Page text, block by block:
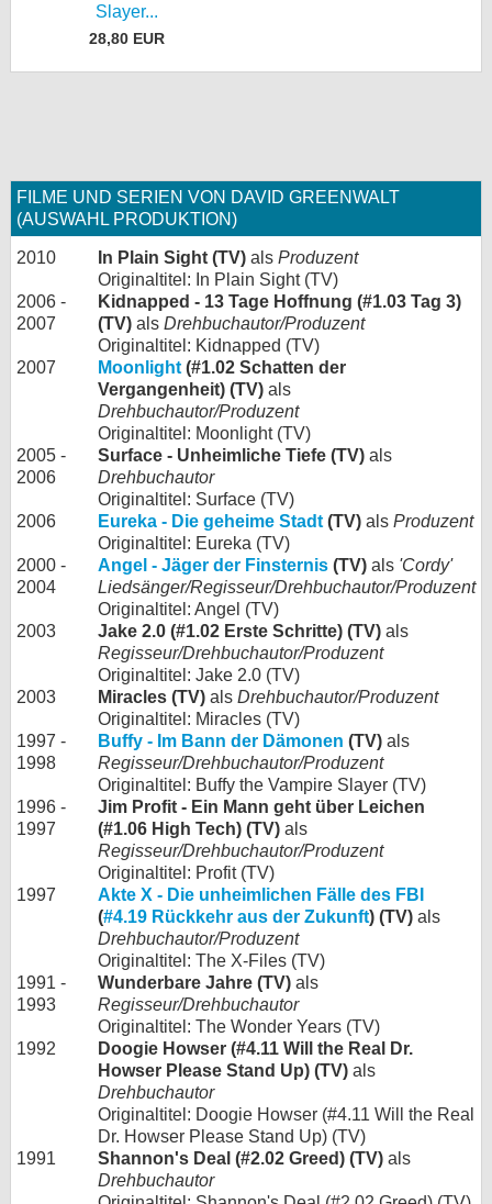
Slayer...
28,80 EUR
FILME UND SERIEN VON DAVID GREENWALT
(AUSWAHL PRODUKTION)
2010 In Plain Sight (TV) als Produzent
Originaltitel: In Plain Sight (TV)
2006 -
2007
Kidnapped - 13 Tage Hoffnung (#1.03 Tag 3)
(TV) als Drehbuchautor/Produzent
Originaltitel: Kidnapped (TV)
2007
Moonlight (#1.02 Schatten der
Vergangenheit) (TV) als
Drehbuchautor/Produzent
Originaltitel: Moonlight (TV)
2005 -
2006
Surface - Unheimliche Tiefe (TV) als
Drehbuchautor
Originaltitel: Surface (TV)
2006
Eureka - Die geheime Stadt (TV) als Produzent
Originaltitel: Eureka (TV)
2000 -
2004
Angel - Jäger der Finsternis (TV) als 'Cordy'
Liedsänger/Regisseur/Drehbuchautor/Produzent
Originaltitel: Angel (TV)
2003
Jake 2.0 (#1.02 Erste Schritte) (TV) als
Regisseur/Drehbuchautor/Produzent
Originaltitel: Jake 2.0 (TV)
2003
Miracles (TV) als Drehbuchautor/Produzent
Originaltitel: Miracles (TV)
1997 -
1998
Buffy - Im Bann der Dämonen (TV) als
Regisseur/Drehbuchautor/Produzent
Originaltitel: Buffy the Vampire Slayer (TV)
1996 -
1997
Jim Profit - Ein Mann geht über Leichen
(#1.06 High Tech) (TV) als
Regisseur/Drehbuchautor/Produzent
Originaltitel: Profit (TV)
1997
Akte X - Die unheimlichen Fälle des FBI
(#4.19 Rückkehr aus der Zukunft) (TV) als
Drehbuchautor/Produzent
Originaltitel: The X-Files (TV)
1991 -
1993
Wunderbare Jahre (TV) als
Regisseur/Drehbuchautor
Originaltitel: The Wonder Years (TV)
1992
Doogie Howser (#4.11 Will the Real Dr.
Howser Please Stand Up) (TV) als
Drehbuchautor
Originaltitel: Doogie Howser (#4.11 Will the Real
Dr. Howser Please Stand Up) (TV)
1991
Shannon's Deal (#2.02 Greed) (TV) als
Drehbuchautor